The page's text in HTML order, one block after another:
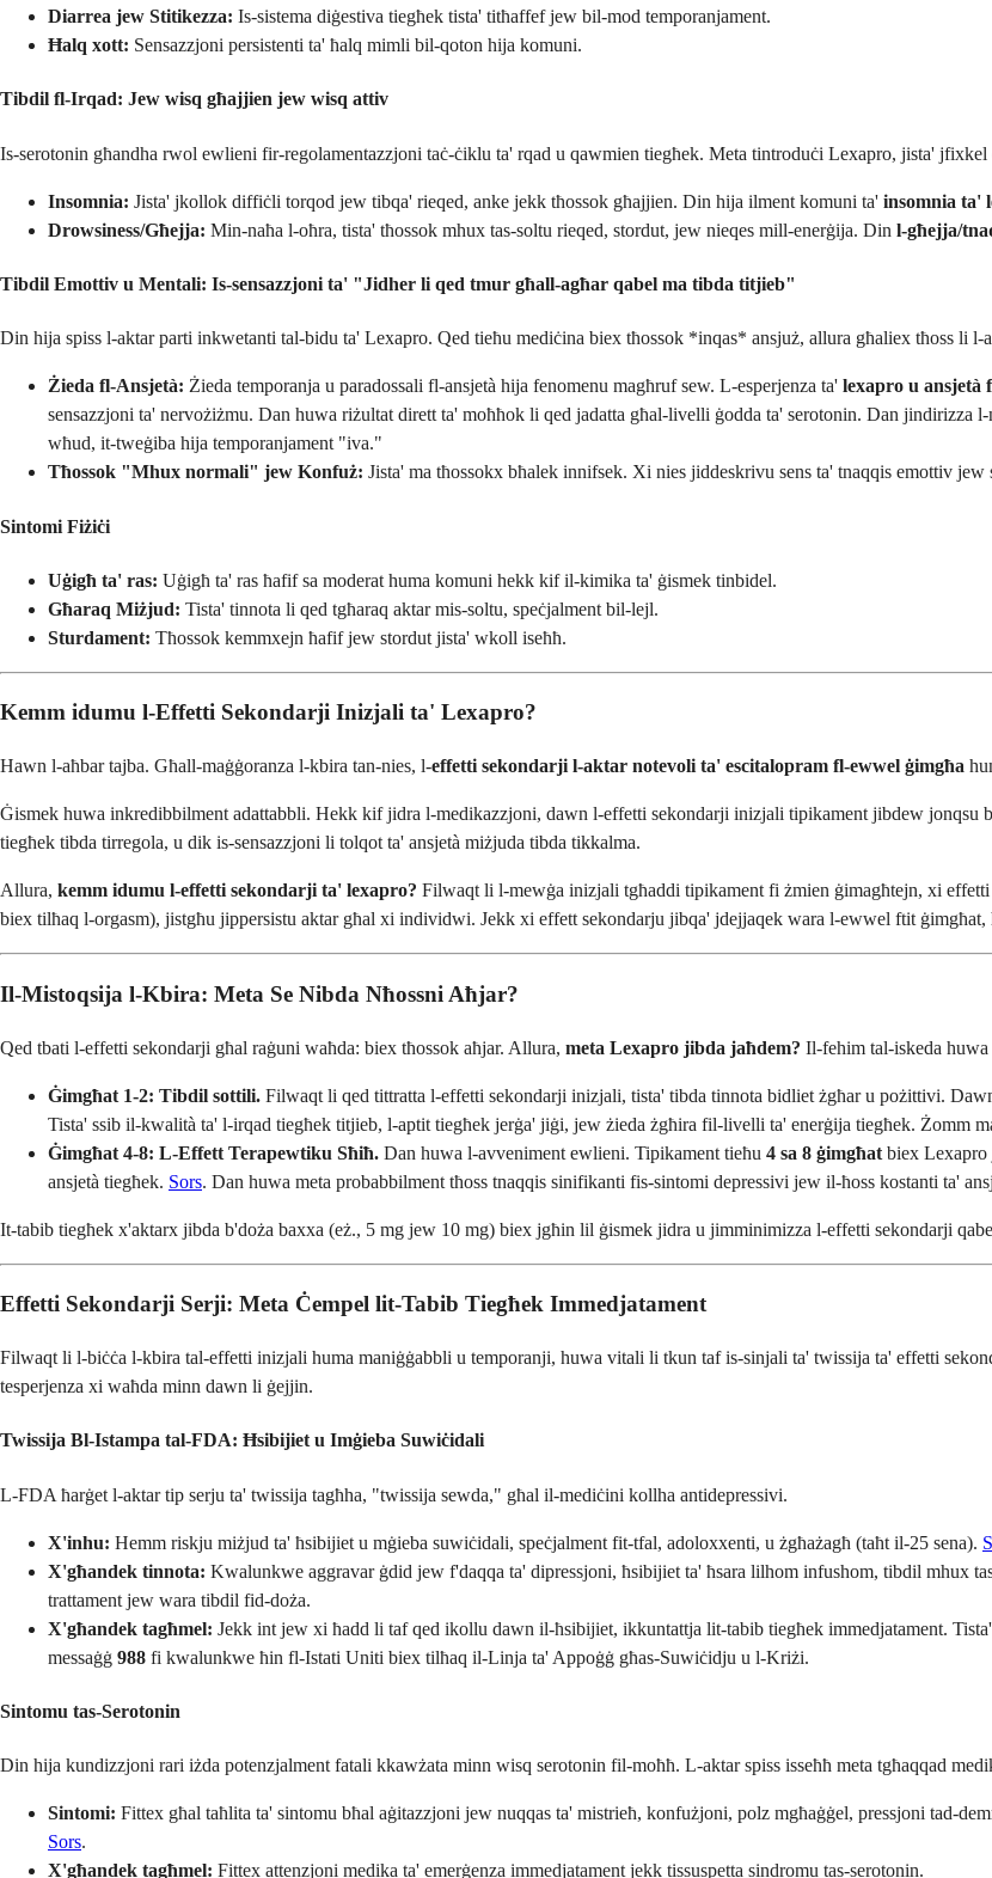
Diarrea jew Stitikezza: Is-sistema diġestiva tiegħek tista' titħaffef jew bil-mod temporanjament.
Ħalq xott: Sensazzjoni persistenti ta' ħalq mimli bil-qoton hija komuni.
Tibdil fl-Irqad: Jew wisq għajjien jew wisq attiv
Is-serotonin għandha rwol ewlieni fir-regolamentazzjoni taċ-ċiklu ta' rqad u qawmien tiegħek. Meta tintroduċi Lexapro, jista'
Insomnia: Jista' jkollok diffiċli torqod jew tibqa' rieqed, anke jekk tħossok għajjien. Din hija ilment komuni ta' insomnia ta'
Drowsiness/Għejja: Min-naħa l-oħra, tista' tħossok mhux tas-soltu rieqed, stordut, jew nieqes mill-enerġija. Din l-għejja/
Tibdil Emottiv u Mentali: Is-sensazzjoni ta' "Jidher li qed tmur għall-agħar qabel ma tibda titjieb"
Din hija spiss l-aktar parti inkwetanti tal-bidu ta' Lexapro. Qed tieħu mediċina biex tħossok *inqas* ansjuż, allura għaliex tħoss li l-
Żieda fl-Ansjetà: Żieda temporanja u paradossali fl-ansjetà hija fenomenu magħruf sew. L-esperjenza ta' lexapro u ansjetà
sensazzjoni ta' nervożiżmu. Dan huwa riżultat dirett ta' moħħok li qed jadatta għal-livelli ġodda ta' serotonin. Dan jindirizza
wħud, it-tweġiba hija temporanjament "iva."
Tħossok "Mhux normali" jew Konfuż: Jista' ma tħossokx bħalek innifsek. Xi nies jiddeskrivu sens ta' tnaqqis emottiv jew
Sintomi Fiżiċi
Uġigħ ta' ras: Uġigħ ta' ras ħafif sa moderat huma komuni hekk kif il-kimika ta' ġismek tinbidel.
Għaraq Miżjud: Tista' tinnota li qed tgħaraq aktar mis-soltu, speċjalment bil-lejl.
Sturdament: Tħossok kemmxejn ħafif jew stordut jista' wkoll iseħħ.
Kemm idumu l-Effetti Sekondarji Inizjali ta' Lexapro?
Hawn l-aħbar tajba. Għall-maġġoranza l-kbira tan-nies, l-effetti sekondarji l-aktar notevoli ta' escitalopram fl-ewwel ġimgħa
Ġismek huwa inkredibbilment adattabbli. Hekk kif jidra l-medikazzjoni, dawn l-effetti sekondarji inizjali tipikament jibdew jonqsu
tiegħek tibda tirregola, u dik is-sensazzjoni li tolqot ta' ansjetà miżjuda tibda tikkalma.
Allura, kemm idumu l-effetti sekondarji ta' lexapro? Filwaqt li l-mewġa inizjali tgħaddi tipikament fi żmien ġimagħtejn, xi
biex tilħaq l-orgasm), jistgħu jippersistu aktar għal xi individwi. Jekk xi effett sekondarju jibqa' jdejjaqek wara l-ewwel ftit
Il-Mistoqsija l-Kbira: Meta Se Nibda Nħossni Aħjar?
Qed tbati l-effetti sekondarji għal raġuni waħda: biex tħossok aħjar. Allura, meta Lexapro jibda jaħdem? Il-fehim tal-iskeda
Ġimgħat 1-2: Tibdil sottili. Filwaqt li qed tittratta l-effetti sekondarji inizjali, tista' tibda tinnota bidliet żgħar u pożittivi.
Tista' ssib il-kwalità ta' l-irqad tiegħek titjieb, l-aptit tiegħek jerġa' jiġi, jew żieda żgħira fil-livelli ta' enerġija tiegħek. Żomm
Ġimgħat 4-8: L-Effett Terapewtiku Sħiħ. Dan huwa l-avveniment ewlieni. Tipikament tieħu 4 sa 8 ġimgħat biex Lexapro
ansjetà tiegħek. Sors. Dan huwa meta probabbilment tħoss tnaqqis sinifikanti fis-sintomi depressivi jew il-ħoss kostanti ta'
It-tabib tiegħek x'aktarx jibda b'doża baxxa (eż., 5 mg jew 10 mg) biex jgħin lil ġismek jidra u jimminimizza l-effetti sekondarji
Effetti Sekondarji Serji: Meta Ċempel lit-Tabib Tiegħek Immedjatament
Filwaqt li l-biċċa l-kbira tal-effetti inizjali huma maniġġabbli u temporanji, huwa vitali li tkun taf is-sinjali ta' twissija ta' effetti
tesperjenza xi waħda minn dawn li ġejjin.
Twissija Bl-Istampa tal-FDA: Ħsibijiet u Imġieba Suwiċidali
L-FDA ħarġet l-aktar tip serju ta' twissija tagħha, "twissija sewda," għal il-mediċini kollha antidepressivi.
X'inhu: Hemm riskju miżjud ta' ħsibijiet u mġieba suwiċidali, speċjalment fit-tfal, adoloxxenti, u żgħażagħ (taħt il-25 sena).
X'għandek tinnota: Kwalunkwe aggravar ġdid jew f'daqqa ta' dipressjoni, ħsibijiet ta' ħsara lilhom infushom, tibdil mhux
trattament jew wara tibdil fid-doża.
X'għandek tagħmel: Jekk int jew xi ħadd li taf qed ikollu dawn il-ħsibijiet, ikkuntattja lit-tabib tiegħek immedjatament.
messaġġ 988 fi kwalunkwe ħin fl-Istati Uniti biex tilħaq il-Linja ta' Appoġġ għas-Suwiċidju u l-Kriżi.
Sintomu tas-Serotonin
Din hija kundizzjoni rari iżda potenzjalment fatali kkawżata minn wisq serotonin fil-moħħ. L-aktar spiss isseħħ meta tgħaqqad
Sintomi: Fittex għal taħlita ta' sintomu bħal aġitazzjoni jew nuqqas ta' mistrieħ, konfużjoni, polz mgħaġġel, pressjoni tad-
Sors.
X'għandek tagħmel: Fittex attenzjoni medika ta' emerġenza immedjatament jekk tissuspetta sindromu tas-serotonin.